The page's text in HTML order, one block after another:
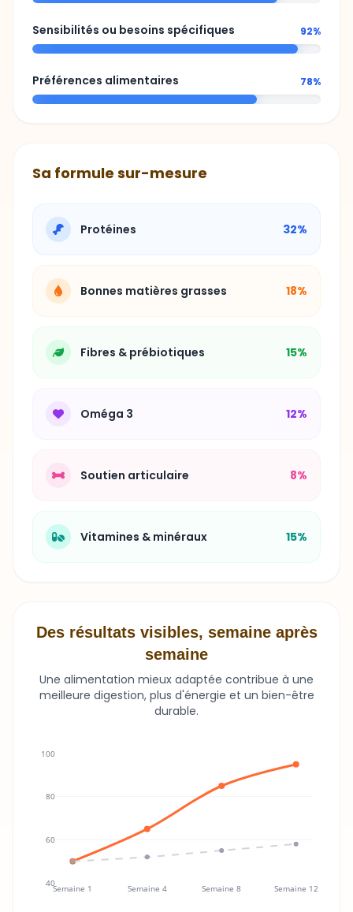
Sensibilités ou besoins spécifiques 92%
Préférences alimentaires 78%
Sa formule sur-mesure
Protéines 32%
Bonnes matières grasses 18%
Fibres & prébiotiques 15%
Oméga 3 12%
Soutien articulaire 8%
Vitamines & minéraux 15%
Des résultats visibles, semaine après
semaine
Une alimentation mieux adaptée contribue à une
meilleure digestion, plus d'énergie et un bien-être
durable.
Semaine 1 Semaine 4 Semaine 8 Semaine 12
40
60
80
100